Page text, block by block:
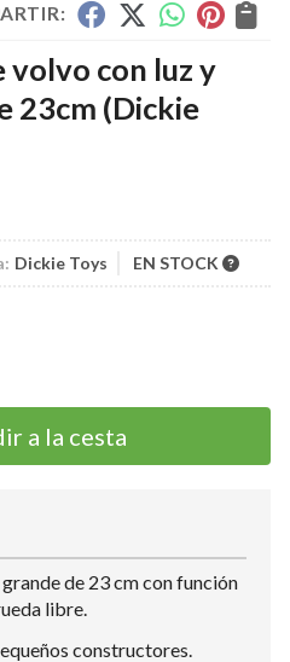
volvo con luz y
23cm (Dickie
Dickie Toys EN STOCK
a la cesta
de 23 cm con función
libre.
constructores.